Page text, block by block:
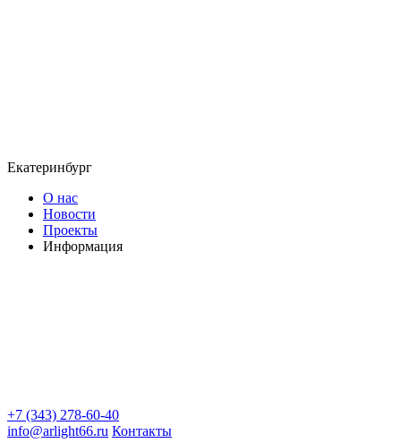
Екатеринбург
О нас
Новости
Проекты
Информация
+7 (343) 278-60-40
info@arlight66.ru Контакты